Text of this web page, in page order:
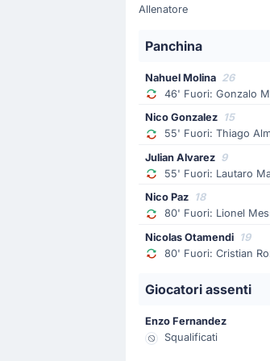
Cambio
46'
Gonzalo
Nahuel
Cambio
Goal !
Rodrigo De
Lionel Messi ha
Inizio della
Allenatore
Panchina
Nahuel Molina 26
46' Fuori: Gonzalo
Nico Gonzalez 15
55' Fuori: Thiago
Julian Alvarez 9
55' Fuori: Lautaro
Nico Paz 18
80' Fuori: Lionel
Nicolas Otamendi 19
80' Fuori: Cristian
Giocatori assenti
Enzo Fernandez
Squalificati